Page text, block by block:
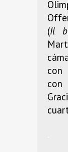
(Il
con
con